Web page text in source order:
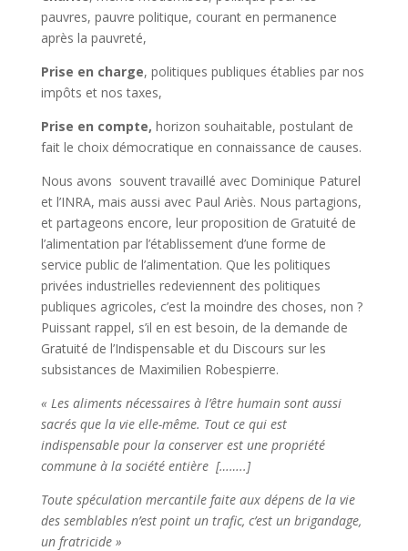
pauvres, pauvre politique, courant en permanence
après la pauvreté,
Prise en charge, politiques publiques établies par nos
impôts et nos taxes,
Prise en compte, horizon souhaitable, postulant de
fait le choix démocratique en connaissance de causes.
Nous avons souvent travaillé avec Dominique Paturel
et l’INRA, mais aussi avec Paul Ariès. Nous partagions,
et partageons encore, leur proposition de Gratuité de
l’alimentation par l’établissement d’une forme de
service public de l’alimentation. Que les politiques
privées industrielles redeviennent des politiques
publiques agricoles, c’est la moindre des choses, non ?
Puissant rappel, s’il en est besoin, de la demande de
Gratuité de l’Indispensable et du Discours sur les
subsistances de Maximilien Robespierre.
« Les aliments nécessaires à l’être humain sont aussi
sacrés que la vie elle-même. Tout ce qui est
indispensable pour la conserver est une propriété
commune à la société entière [……..]
Toute spéculation mercantile faite aux dépens de la vie
des semblables n’est point un trafic, c’est un brigandage,
un fratricide »